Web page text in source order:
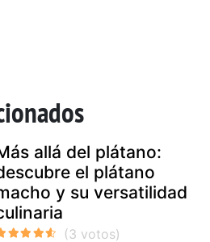
allá del plátano:
el plátano
y su versatilidad